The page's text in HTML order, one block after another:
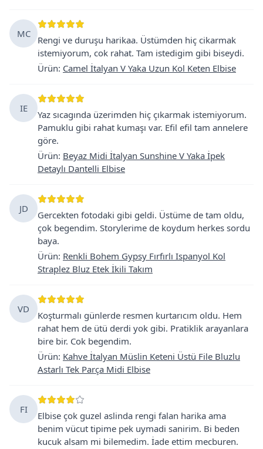
MC
Rengi ve duruşu harikaa. Üstümden hiç cikarmak
istemiyorum, cok rahat. Tam istedigim gibi biseydi.
Ürün: Camel İtalyan V Yaka Uzun Kol Keten Elbise
IE
Yaz sıcagında üzerimden hiç çıkarmak istemiyorum.
Pamuklu gibi rahat kumaşı var. Efil efil tam annelere
göre.
Ürün: Beyaz Midi İtalyan Sunshine V Yaka İpek
Detaylı Dantelli Elbise
JD
Gercekten fotodaki gibi geldi. Üstüme de tam oldu,
çok begendim. Storylerime de koydum herkes sordu
baya.
Ürün: Renkli Bohem Gypsy Fırfırlı Ispanyol Kol
Straplez Bluz Etek İkili Takım
VD
Koşturmalı günlerde resmen kurtarıcım oldu. Hem
rahat hem de ütü derdi yok gibi. Pratiklik arayanlara
bire bir. Cok begendim.
Ürün: Kahve İtalyan Müslin Keteni Üstü File Bluzlu
Astarlı Tek Parça Midi Elbise
FI
Elbise çok guzel aslinda rengi falan harika ama
benim vücut tipime pek uymadi sanirim. Bi beden
kucuk alsam mi bilemedim. İade ettim mecburen.